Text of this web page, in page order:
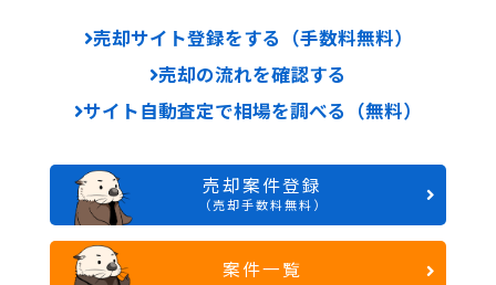
売却サイト登録をする（手数料無料）
売却の流れを確認する
サイト自動査定で相場を調べる（無料）
売却案件登録
（売却手数料無料）
案件一覧